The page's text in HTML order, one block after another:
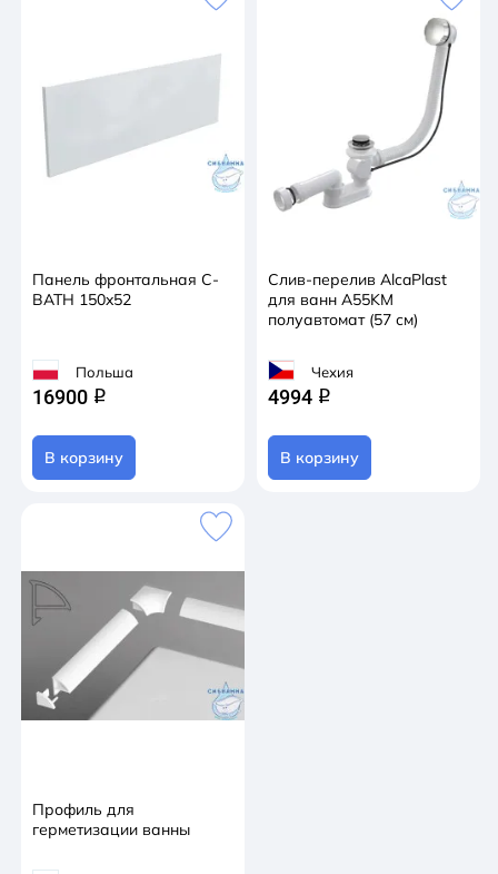
Панель фронтальная C-
BATH 150x52
Польша
16900 q
В корзину
Слив-перелив AlcaPlast
для ванн A55KM
полуавтомат (57 см)
Чехия
4994 q
В корзину
Профиль для
герметизации ванны